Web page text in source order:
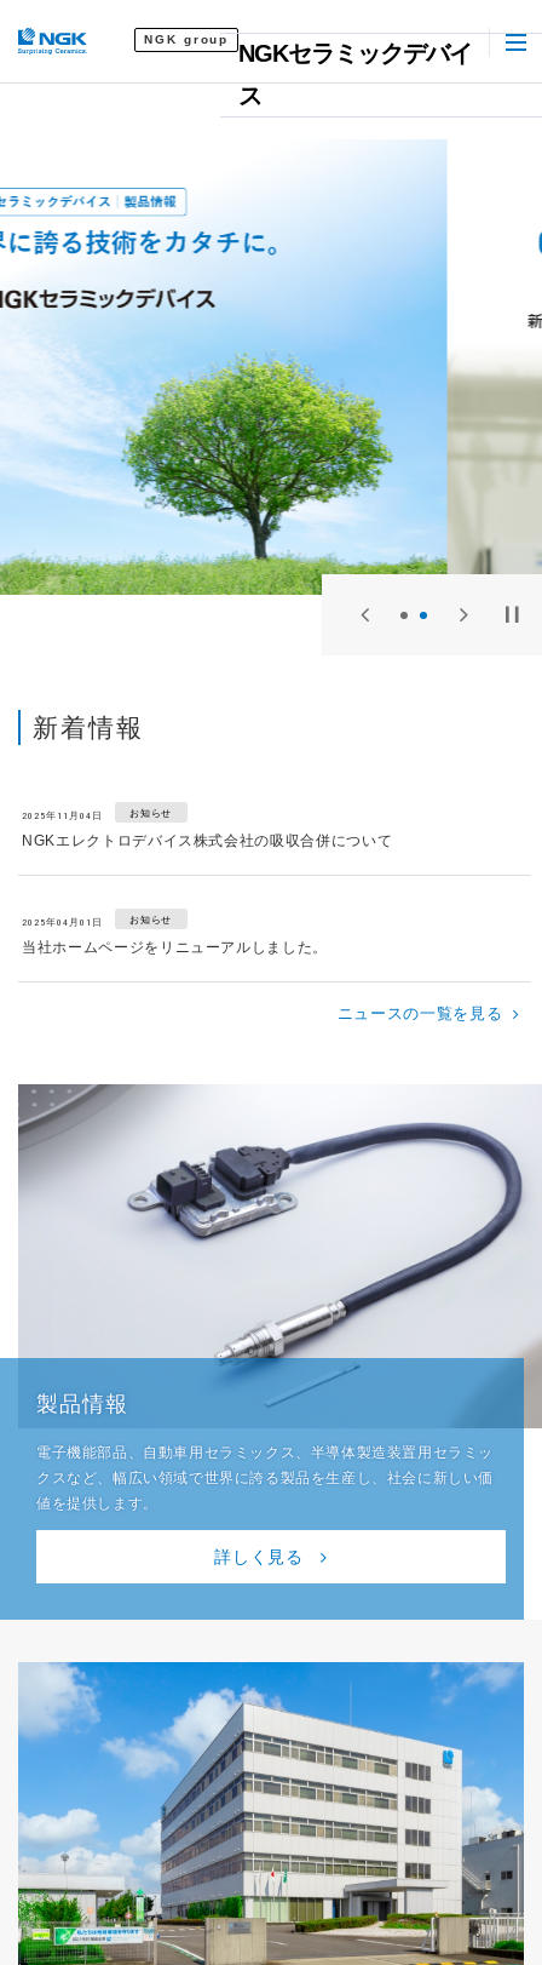
NGKセラミックデバイ
ス
NGK group
1 2
新着情報
2025年11月04日 お知らせ
NGKエレクトロデバイス株式会社の吸収合併について
2025年04月01日 お知らせ
当社ホームページをリニューアルしました。
ニュースの一覧を見る
製品情報
電子機能部品、自動車用セラミックス、半導体製造装置用セラミッ
クスなど、幅広い領域で世界に誇る製品を生産し、社会に新しい価
値を提供します。
詳しく見る